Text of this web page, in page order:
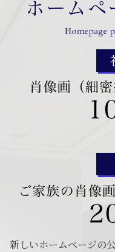
新しいホームページの